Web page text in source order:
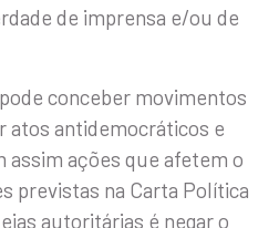
de imprensa e/ou de
conceber movimentos
antidemocráticos e
ações que afetem o
previstas na Carta Política
autoritárias é negar o